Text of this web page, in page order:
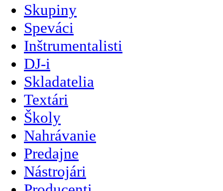
Skupiny
Speváci
Inštrumentalisti
DJ-i
Skladatelia
Textári
Školy
Nahrávanie
Predajne
Nástrojári